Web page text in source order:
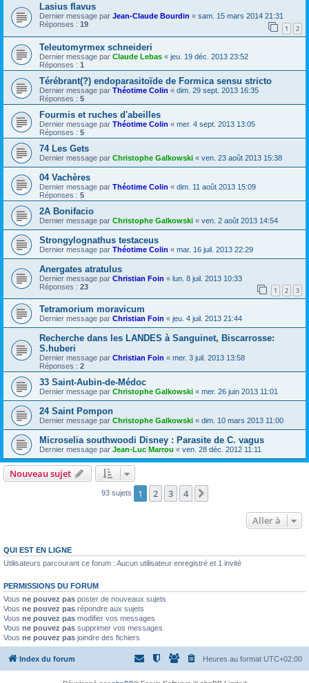
Lasius flavus
Dernier message par Jean-Claude Bourdin « sam. 15 mars 2014 21:31
Réponses : 19 1 2
Teleutomyrmex schneideri
Dernier message par Claude Lebas « jeu. 19 déc. 2013 23:52
Réponses : 1
Térébrant(?) endoparasitoïde de Formica sensu stricto
Dernier message par Théotime Colin « dim. 29 sept. 2013 16:35
Réponses : 5
Fourmis et ruches d'abeilles
Dernier message par Théotime Colin « mer. 4 sept. 2013 13:05
Réponses : 5
74 Les Gets
Dernier message par Christophe Galkowski « ven. 23 août 2013 15:38
04 Vachères
Dernier message par Théotime Colin « dim. 11 août 2013 15:09
Réponses : 5
2A Bonifacio
Dernier message par Christophe Galkowski « ven. 2 août 2013 14:54
Strongylognathus testaceus
Dernier message par Théotime Colin « mar. 16 juil. 2013 22:29
Anergates atratulus
Dernier message par Christian Foin « lun. 8 juil. 2013 10:33
Réponses : 23 1 2 3
Tetramorium moravicum
Dernier message par Christian Foin « jeu. 4 juil. 2013 21:44
Recherche dans les LANDES à Sanguinet, Biscarrosse:
S.huberi
Dernier message par Christian Foin « mer. 3 juil. 2013 13:58
Réponses : 2
33 Saint-Aubin-de-Médoc
Dernier message par Christophe Galkowski « mer. 26 juin 2013 11:01
24 Saint Pompon
Dernier message par Christophe Galkowski « dim. 10 mars 2013 11:00
Microselia southwoodi Disney : Parasite de C. vagus
Dernier message par Jean-Luc Marrou « ven. 28 déc. 2012 11:11
Nouveau sujet
93 sujets 1 2 3 4
Aller à
QUI EST EN LIGNE
Utilisateurs parcourant ce forum : Aucun utilisateur enregistré et 1 invité
PERMISSIONS DU FORUM
Vous ne pouvez pas poster de nouveaux sujets
Vous ne pouvez pas répondre aux sujets
Vous ne pouvez pas modifier vos messages
Vous ne pouvez pas supprimer vos messages
Vous ne pouvez pas joindre des fichiers
Index du forum Heures au format UTC+02:00